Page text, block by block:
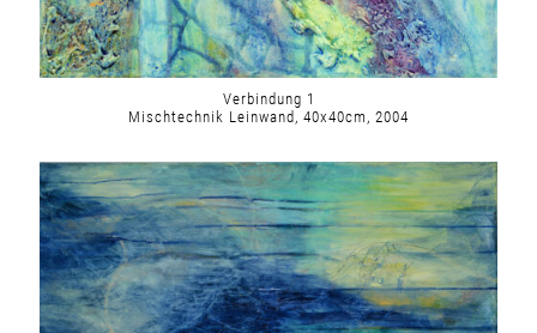
Verbindung 1
Mischtechnik Leinwand, 40x40cm, 2004